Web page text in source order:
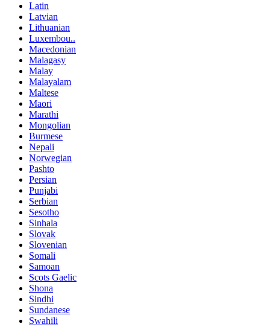
Latin
Latvian
Lithuanian
Luxembou..
Macedonian
Malagasy
Malay
Malayalam
Maltese
Maori
Marathi
Mongolian
Burmese
Nepali
Norwegian
Pashto
Persian
Punjabi
Serbian
Sesotho
Sinhala
Slovak
Slovenian
Somali
Samoan
Scots Gaelic
Shona
Sindhi
Sundanese
Swahili